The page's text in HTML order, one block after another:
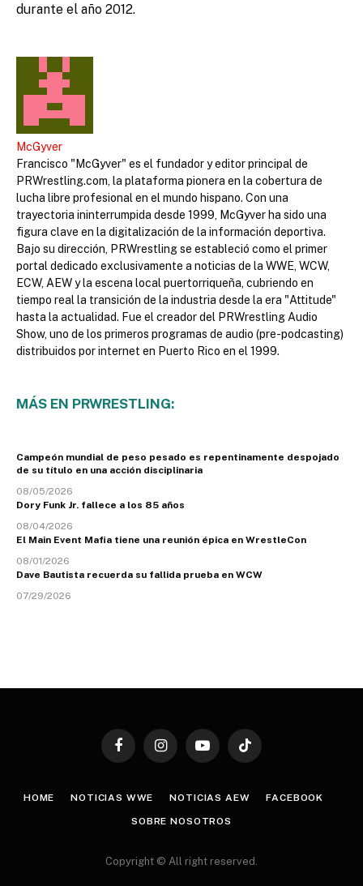
durante el año 2012.
McGyver
Francisco "McGyver" es el fundador y editor principal de
PRWrestling.com, la plataforma pionera en la cobertura de
lucha libre profesional en el mundo hispano. Con una
trayectoria ininterrumpida desde 1999, McGyver ha sido una
figura clave en la digitalización de la información deportiva.
Bajo su dirección, PRWrestling se estableció como el primer
portal dedicado exclusivamente a noticias de la WWE, WCW,
ECW, AEW y la escena local puertorriqueña, cubriendo en
tiempo real la transición de la industria desde la era "Attitude"
hasta la actualidad. Fue el creador del PRWrestling Audio
Show, uno de los primeros programas de audio (pre-podcasting)
distribuidos por internet en Puerto Rico en el 1999.
MÁS EN PRWRESTLING:
Campeón mundial de peso pesado es repentinamente despojado
de su título en una acción disciplinaria
08/05/2026
Dory Funk Jr. fallece a los 85 años
08/04/2026
El Main Event Mafia tiene una reunión épica en WrestleCon
08/01/2026
Dave Bautista recuerda su fallida prueba en WCW
07/29/2026
FacebookInstagramYouTubeTikTok
HOME NOTICIAS WWE NOTICIAS AEW FACEBOOK
SOBRE NOSOTROS
Copyright © All right reserved.